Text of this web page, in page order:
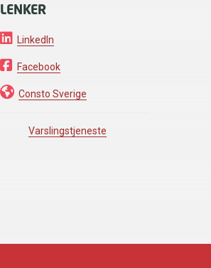
LENKER
LinkedIn
Facebook
Consto Sverige
Varslingstjeneste